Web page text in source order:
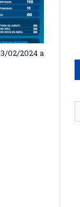
02/2024 a